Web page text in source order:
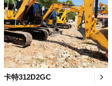
卡特312D2GC